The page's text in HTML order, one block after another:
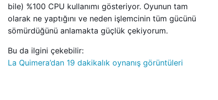
bile) %100 CPU kullanımı gösteriyor. Oyunun tam
olarak ne yaptığını ve neden işlemcinin tüm gücünü
sömürdüğünü anlamakta güçlük çekiyorum.
Bu da ilgini çekebilir:
La Quimera’dan 19 dakikalık oynanış görüntüleri